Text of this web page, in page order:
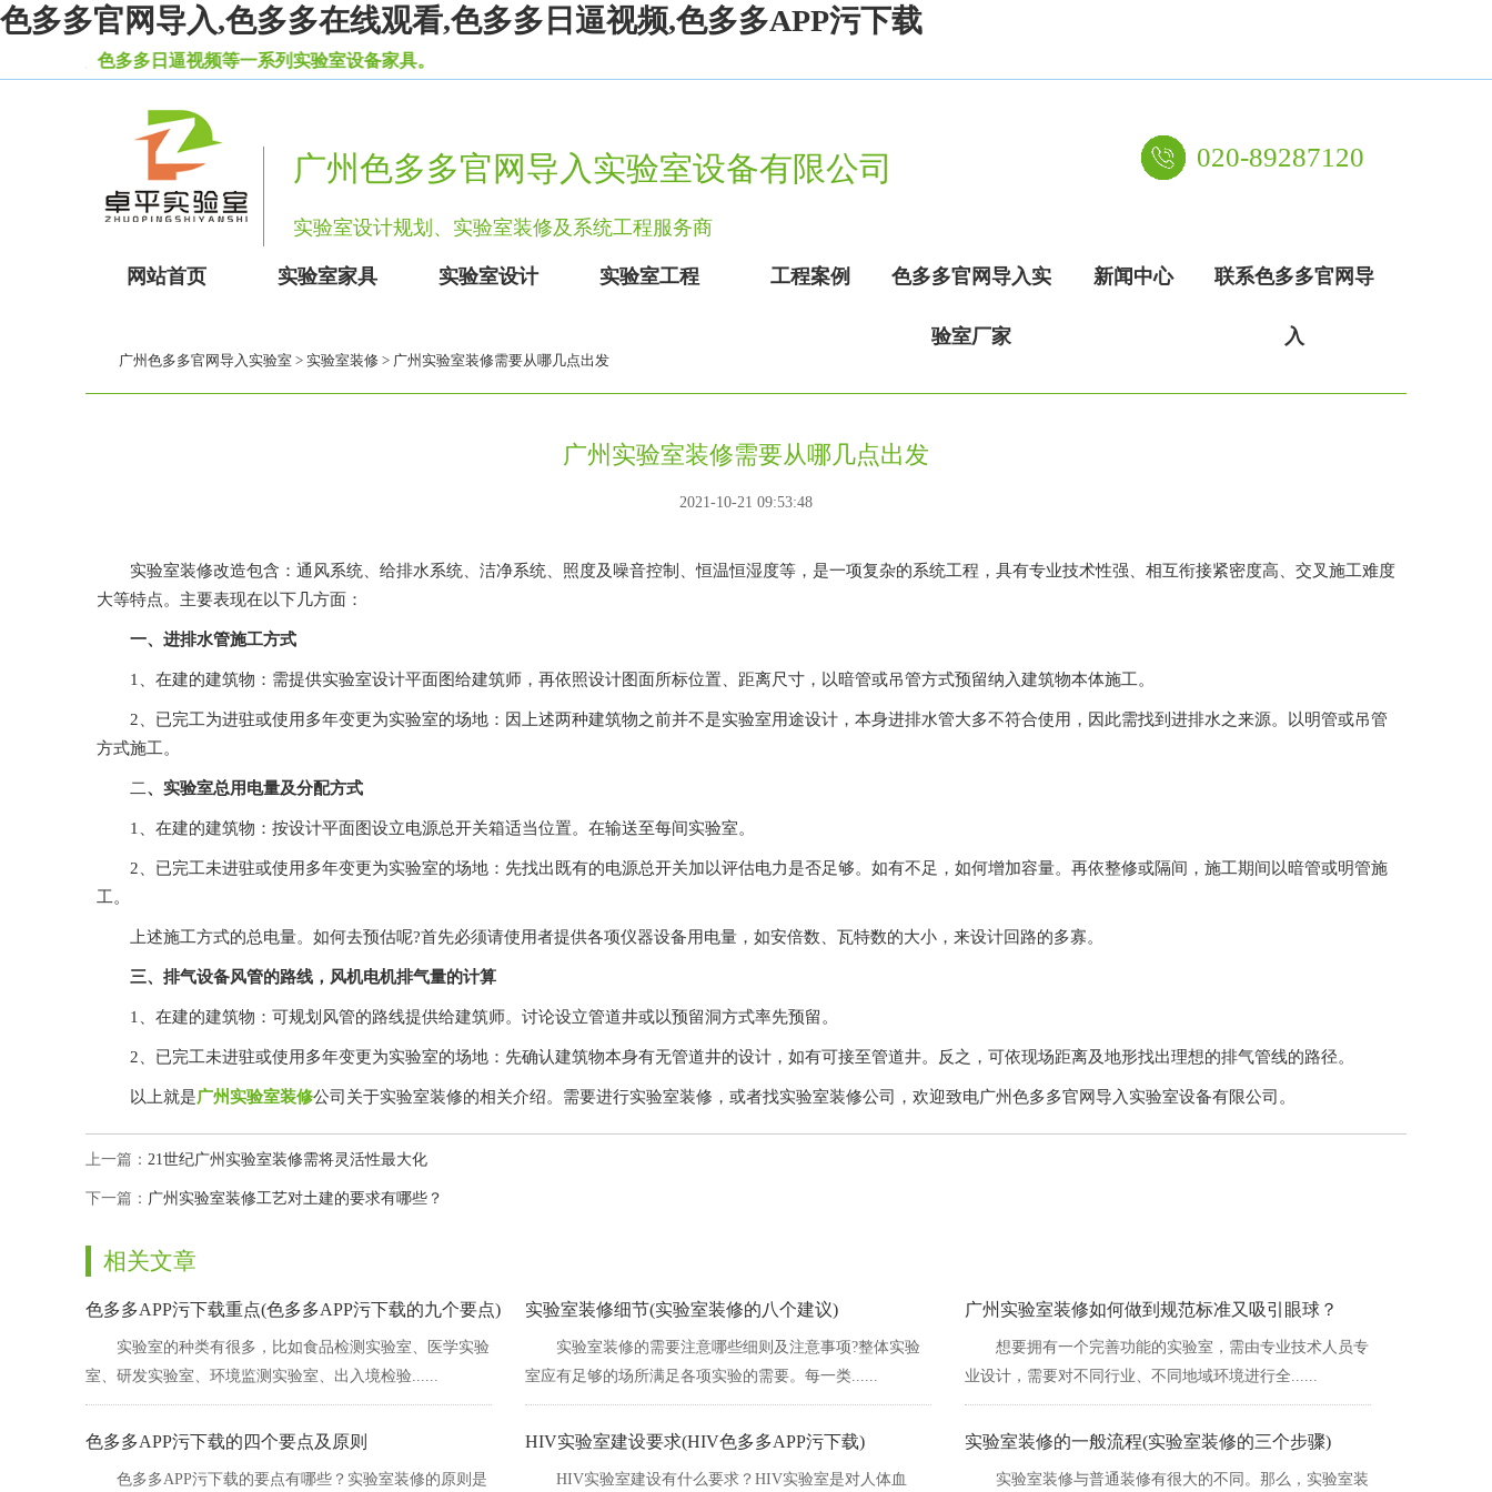
色多多官网导入,色多多在线观看,色多多日逼视频,色多多APP污下载
柜、色多多日逼视频等一系列实验室设备家具。
广州色多多官网导入实验室设备有限公司
实验室设计规划、实验室装修及系统工程服务商
020-89287120
网站首页 实验室家具 实验室设计 实验室工程 工程案例 色多多官网导入实
验室厂家
新闻中心 联系色多多官网导
入
广州色多多官网导入实验室 > 实验室装修 > 广州实验室装修需要从哪几点出发
广州实验室装修需要从哪几点出发
2021-10-21 09:53:48
实验室装修改造包含：通风系统、给排水系统、洁净系统、照度及噪音控制、恒温恒湿度等，是一项复杂的系统工程，具有专业技术性强、相互衔接紧密度高、交叉施工难度
大等特点。主要表现在以下几方面：
一、进排水管施工方式
1、在建的建筑物：需提供实验室设计平面图给建筑师，再依照设计图面所标位置、距离尺寸，以暗管或吊管方式预留纳入建筑物本体施工。
2、已完工为进驻或使用多年变更为实验室的场地：因上述两种建筑物之前并不是实验室用途设计，本身进排水管大多不符合使用，因此需找到进排水之来源。以明管或吊管
方式施工。
二、实验室总用电量及分配方式
1、在建的建筑物：按设计平面图设立电源总开关箱适当位置。在输送至每间实验室。
2、已完工未进驻或使用多年变更为实验室的场地：先找出既有的电源总开关加以评估电力是否足够。如有不足，如何增加容量。再依整修或隔间，施工期间以暗管或明管施
工。
上述施工方式的总电量。如何去预估呢?首先必须请使用者提供各项仪器设备用电量，如安倍数、瓦特数的大小，来设计回路的多寡。
三、排气设备风管的路线，风机电机排气量的计算
1、在建的建筑物：可规划风管的路线提供给建筑师。讨论设立管道井或以预留洞方式率先预留。
2、已完工未进驻或使用多年变更为实验室的场地：先确认建筑物本身有无管道井的设计，如有可接至管道井。反之，可依现场距离及地形找出理想的排气管线的路径。
以上就是广州实验室装修公司关于实验室装修的相关介绍。需要进行实验室装修，或者找实验室装修公司，欢迎致电广州色多多官网导入实验室设备有限公司。
上一篇： 21世纪广州实验室装修需将灵活性最大化
下一篇： 广州实验室装修工艺对土建的要求有哪些？
相关文章
色多多APP污下载重点(色多多APP污下载的九个要点)
实验室的种类有很多，比如食品检测实验室、医学实验
室、研发实验室、环境监测实验室、出入境检验......
实验室装修细节(实验室装修的八个建议)
实验室装修的需要注意哪些细则及注意事项?整体实验
室应有足够的场所满足各项实验的需要。每一类......
广州实验室装修如何做到规范标准又吸引眼球？
想要拥有一个完善功能的实验室，需由专业技术人员专
业设计，需要对不同行业、不同地域环境进行全......
色多多APP污下载的四个要点及原则
色多多APP污下载的要点有哪些？实验室装修的原则是
HIV实验室建设要求(HIV色多多APP污下载)
HIV实验室建设有什么要求？HIV实验室是对人体血
实验室装修的一般流程(实验室装修的三个步骤)
实验室装修与普通装修有很大的不同。那么，实验室装